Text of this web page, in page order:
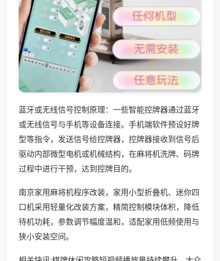
蓝牙或无线信号控制原理：一些智能控牌器通过蓝牙
或无线信号与手机等设备连接。手机端软件预设好牌
型等指令，发送信号给控牌器，控牌器接收到信号后
驱动内部微型电机或机械结构，在麻将机洗牌、码牌
过程中进行干预，达到控牌目的。
南京家用麻将机程序改装，家用小型折叠机、迷你四
口机采用轻量化改装方案，精简控制模块体积，降低
待机功耗，参数调节幅度温和，适配家用低频使用与
狭小安装空间。